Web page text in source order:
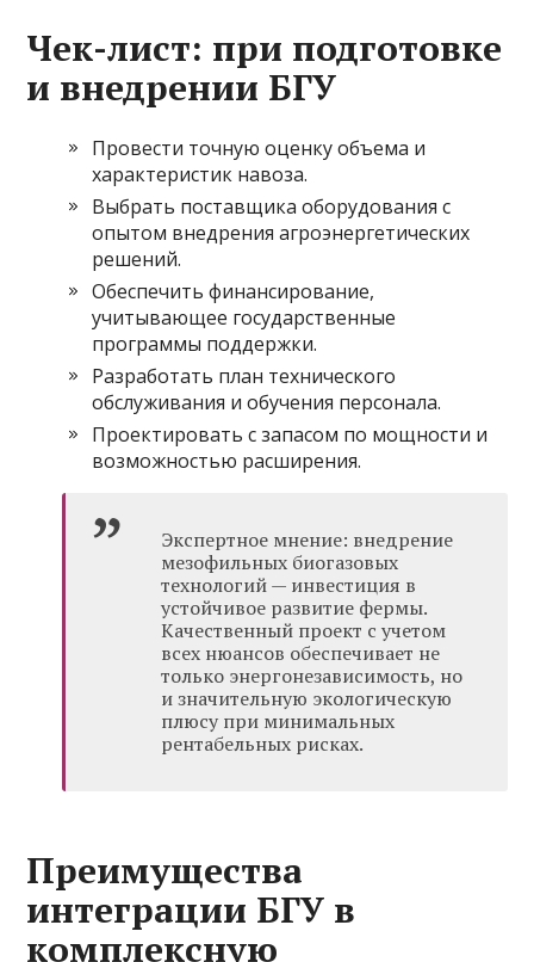
Чек-лист: при подготовке
и внедрении БГУ
Провести точную оценку объема и
характеристик навоза.
Выбрать поставщика оборудования с
опытом внедрения агроэнергетических
решений.
Обеспечить финансирование,
учитывающее государственные
программы поддержки.
Разработать план технического
обслуживания и обучения персонала.
Проектировать с запасом по мощности и
возможностью расширения.
Экспертное мнение: внедрение
мезофильных биогазовых
технологий — инвестиция в
устойчивое развитие фермы.
Качественный проект с учетом
всех нюансов обеспечивает не
только энергонезависимость, но
и значительную экологическую
плюсу при минимальных
рентабельных рисках.
Преимущества
интеграции БГУ в
комплексную